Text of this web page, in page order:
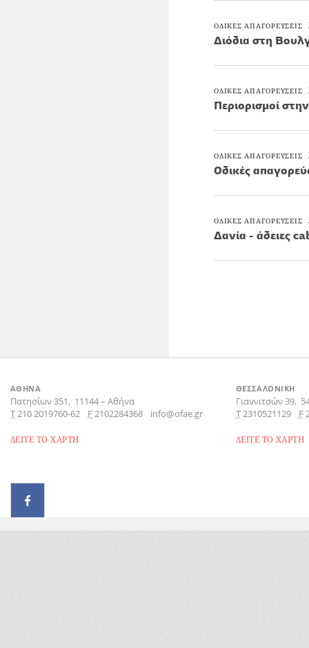
ΟΔΙΚΕΣ ΑΠΑΓΟΡΕΥΣΕΙΣ
Διόδια στη
ΟΔΙΚΕΣ ΑΠΑΓΟΡΕΥΣΕΙΣ
Περιορισμοί
ΟΔΙΚΕΣ ΑΠΑΓΟΡΕΥΣΕΙΣ
Οδικές
ΟΔΙΚΕΣ ΑΠΑΓΟΡΕΥΣΕΙΣ
Δανία - άδειες
ΑΘΗΝΑ
Πατησίων 351, 11144– Αθήνα
Τ210 2019760-62 F2102284368 info@ofae.gr
ΔΕΙΤΕ ΤΟ ΧΑΡΤΗ
ΘΕΣΣΑΛΟΝΙΚΗ
Γιαννιτσών 39,
Τ2310521129 F
ΔΕΙΤΕ ΤΟ ΧΑΡΤΗ